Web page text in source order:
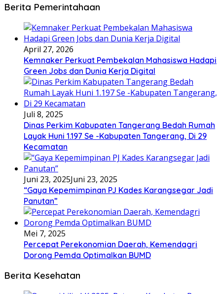
Berita Pemerintahaan
April 27, 2026
Kemnaker Perkuat Pembekalan Mahasiswa Hadapi
Green Jobs dan Dunia Kerja Digital
Juli 8, 2025
Dinas Perkim Kabupaten Tangerang Bedah Rumah
Layak Huni 1.197 Se -Kabupaten Tangerang, Di 29
Kecamatan
Juni 23, 2025Juni 23, 2025
“Gaya Kepemimpinan PJ Kades Karangsegar Jadi
Panutan”
Mei 7, 2025
Percepat Perekonomian Daerah, Kemendagri
Dorong Pemda Optimalkan BUMD
Berita Kesehatan